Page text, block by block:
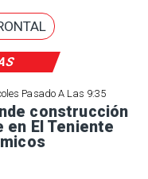
Pasado A Las 9:35
construcción
en El Teniente